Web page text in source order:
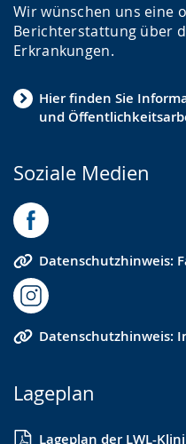
Wir wünschen uns eine
Berichterstattung über
Erkrankungen.
Hier finden Sie
und
Soziale Medien
Datenschutzhinweis:
Datenschutzhinweis:
Lageplan
Lageplan der LWL-